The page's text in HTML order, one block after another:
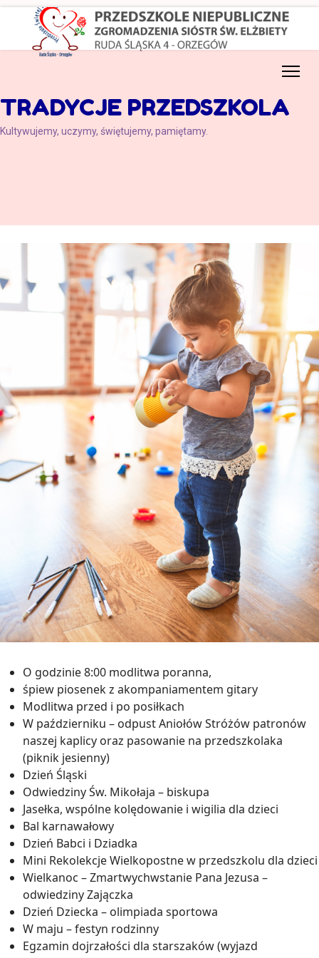
TRADYCJE PRZEDSZKOLA
Kultywujemy, uczymy, świętujemy, pamiętamy.
O godzinie 8:00 modlitwa poranna,
śpiew piosenek z akompaniamentem gitary
Modlitwa przed i po posiłkach
W październiku – odpust Aniołów Stróżów patronów
naszej kaplicy oraz pasowanie na przedszkolaka
(piknik jesienny)
Dzień Śląski
Odwiedziny Św. Mikołaja – biskupa
Jasełka, wspólne kolędowanie i wigilia dla dzieci
Bal karnawałowy
Dzień Babci i Dziadka
Mini Rekolekcje Wielkopostne w przedszkolu dla dzieci
Wielkanoc – Zmartwychwstanie Pana Jezusa –
odwiedziny Zajączka
Dzień Dziecka – olimpiada sportowa
W maju – festyn rodzinny
Egzamin dojrzałości dla starszaków (wyjazd